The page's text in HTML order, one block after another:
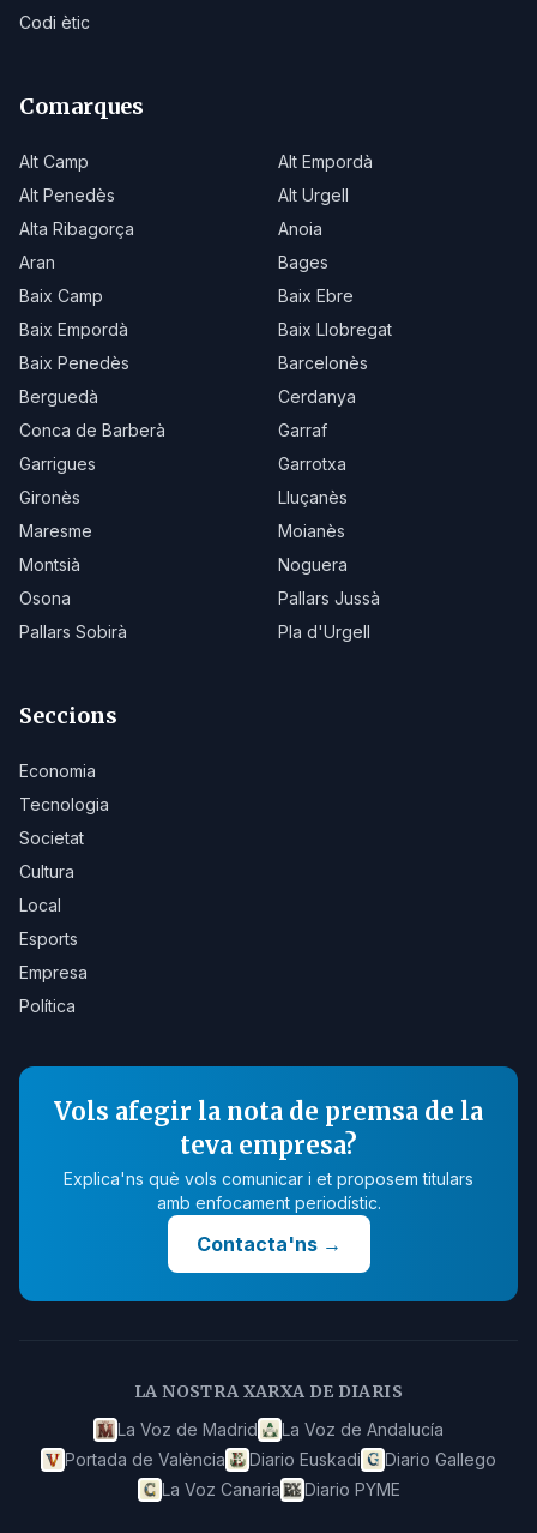
Codi ètic
Comarques
Alt Camp
Alt Empordà
Alt Penedès
Alt Urgell
Alta Ribagorça
Anoia
Aran
Bages
Baix Camp
Baix Ebre
Baix Empordà
Baix Llobregat
Baix Penedès
Barcelonès
Berguedà
Cerdanya
Conca de Barberà
Garraf
Garrigues
Garrotxa
Gironès
Lluçanès
Maresme
Moianès
Montsià
Noguera
Osona
Pallars Jussà
Pallars Sobirà
Pla d'Urgell
Seccions
Economia
Tecnologia
Societat
Cultura
Local
Esports
Empresa
Política
Vols afegir la nota de premsa de la
teva empresa?
Explica'ns què vols comunicar i et proposem titulars
amb enfocament periodístic.
Contacta'ns→
LA NOSTRA XARXA DE DIARIS
La Voz de Madrid
La Voz de Andalucía
Portada de València
Diario Euskadi
Diario Gallego
La Voz Canaria
Diario PYME